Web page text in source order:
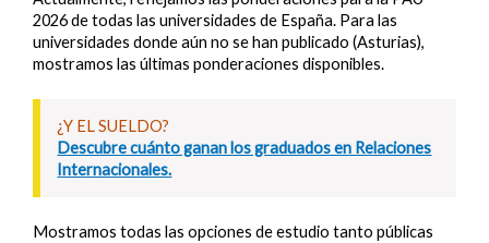
2026 de todas las universidades de España. Para las
universidades donde aún no se han publicado (Asturias),
mostramos las últimas ponderaciones disponibles.
¿Y EL SUELDO?
Descubre cuánto ganan los graduados en Relaciones
Internacionales.
Mostramos todas las opciones de estudio tanto públicas